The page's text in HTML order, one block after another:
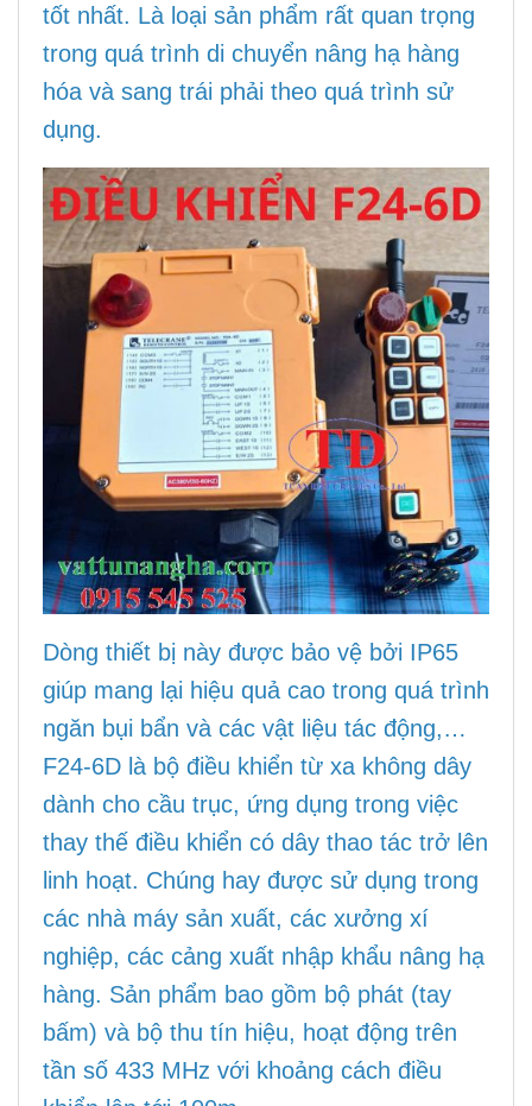
tốt nhất. Là loại sản phẩm rất quan trọng
trong quá trình di chuyển nâng hạ hàng
hóa và sang trái phải theo quá trình sử
dụng.
Dòng thiết bị này được bảo vệ bởi IP65
giúp mang lại hiệu quả cao trong quá trình
ngăn bụi bẩn và các vật liệu tác động,…
F24-6D là bộ điều khiển từ xa không dây
dành cho cầu trục, ứng dụng trong việc
thay thế điều khiển có dây thao tác trở lên
linh hoạt. Chúng hay được sử dụng trong
các nhà máy sản xuất, các xưởng xí
nghiệp, các cảng xuất nhập khẩu nâng hạ
hàng. Sản phẩm bao gồm bộ phát (tay
bấm) và bộ thu tín hiệu, hoạt động trên
tần số 433 MHz với khoảng cách điều